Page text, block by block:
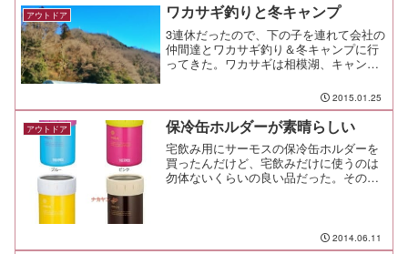
アウトドア ワカサギ釣りと冬キャンプ
3連休だったので、下の子を連れて会社の
仲間達とワカサギ釣り＆冬キャンプに行
ってきた。ワカサギは相模湖、キャンプ
2015.01.25
アウトドア 保冷缶ホルダーが素晴らしい
宅飲み用にサーモスの保冷缶ホルダーを
買ったんだけど、宅飲みだけに使うのは
勿体ないくらいの良い品だった。その名
2014.06.11